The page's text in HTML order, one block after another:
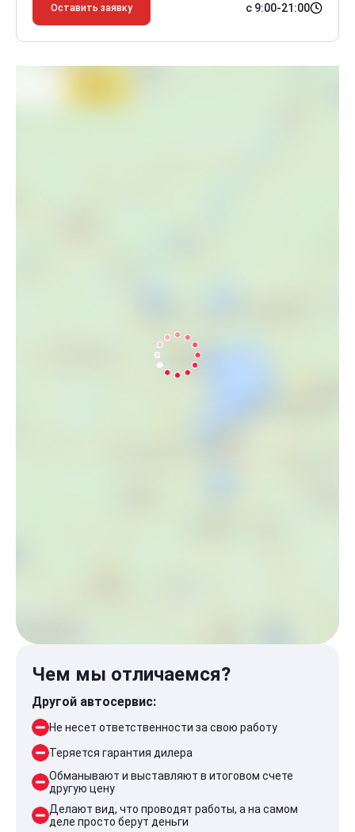
Оставить заявку с 9:00-21:00
Чем мы отличаемся?
Другой автосервис:
Не несет ответственности за свою работу
Теряется гарантия дилера
Обманывают и выставляют в итоговом счете
другую цену
Делают вид, что проводят работы, а на самом
деле просто берут деньги